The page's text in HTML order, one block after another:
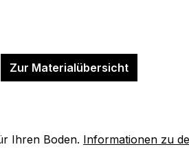
Zur Materialübersicht
Ihren Boden. Informationen zu